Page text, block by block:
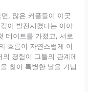
, 많은 커플들이 이곳
이 발전시켰다는 이야
데이트를 가졌고, 서로
흐름이 자연스럽게 이
경험이 그들의 관계에
찾아 특별한 날을 기념